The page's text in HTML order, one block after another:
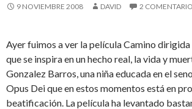
9 NOVIEMBRE 2008 DAVID 2
Ayer fuimos a ver la película Camino
que se inspira en un hecho real, la vida y
Gonzalez Barros, una niña educada en el
Opus Dei que en estos momentos está en
beatificación. La película ha levantado